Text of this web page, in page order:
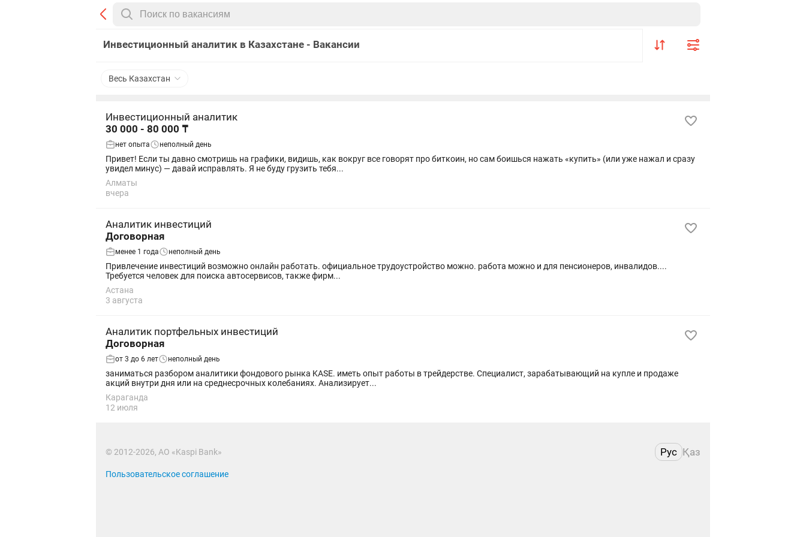
Инвестиционный аналитик в Казахстане - Вакансии
Весь Казахстан
Инвестиционный аналитик
30 000 - 80 000 ₸
нет опыта неполный день
Привет! Если ты давно смотришь на графики, видишь, как вокруг все говорят про биткоин, но сам боишься нажать «купить» (или уже нажал и сразу
увидел минус) — давай исправлять. Я не буду грузить тебя...
Алматы
вчера
Аналитик инвестиций
Договорная
менее 1 года неполный день
Привлечение инвестиций возможно онлайн работать. официальное трудоустройство можно. работа можно и для пенсионеров, инвалидов....
Требуется человек для поиска автосервисов, также фирм...
Астана
3 августа
Аналитик портфельных инвестиций
Договорная
от 3 до 6 лет неполный день
заниматься разбором аналитики фондового рынка KASE. иметь опыт работы в трейдерстве. Специалист, зарабатывающий на купле и продаже
акций внутри дня или на среднесрочных колебаниях. Анализирует...
Караганда
12 июля
© 2012-2026, АО «Kaspi Bank» Рус Қаз
Пользовательское соглашение